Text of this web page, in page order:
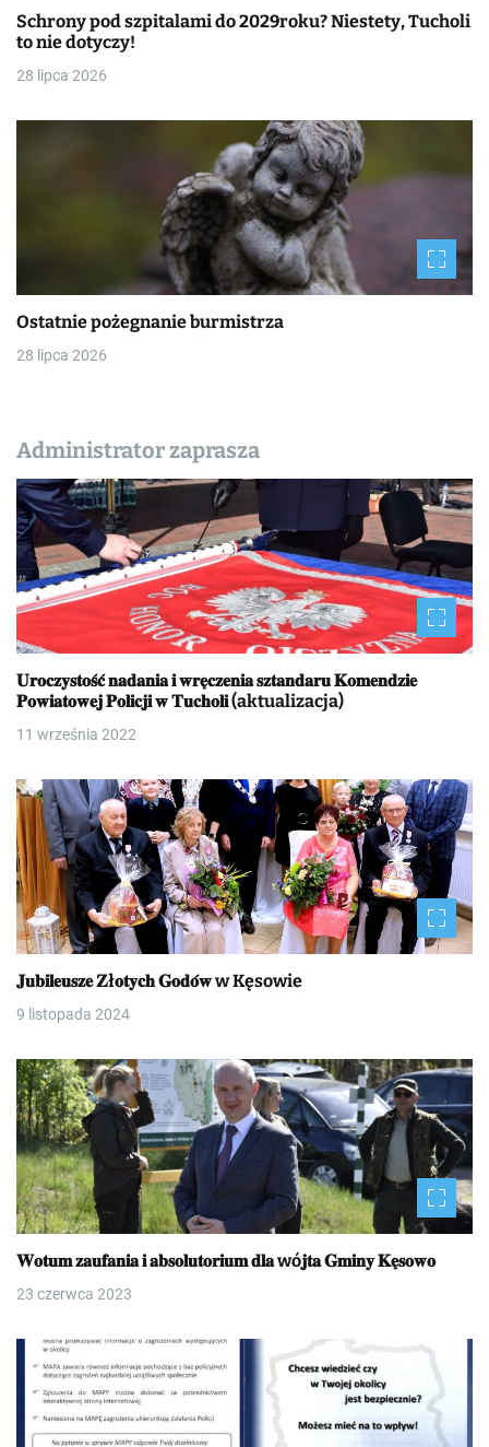
Schrony pod szpitalami do 2029roku? Niestety, Tucholi
to nie dotyczy!
28 lipca 2026
Ostatnie pożegnanie burmistrza
28 lipca 2026
Administrator zaprasza
𝐔𝐫𝐨𝐜𝐳𝐲𝐬𝐭𝐨𝐬́𝐜́ 𝐧𝐚𝐝𝐚𝐧𝐢𝐚 𝐢 𝐰𝐫𝐞̨𝐜𝐳𝐞𝐧𝐢𝐚 𝐬𝐳𝐭𝐚𝐧𝐝𝐚𝐫𝐮 𝐊𝐨𝐦𝐞𝐧𝐝𝐳𝐢𝐞
𝐏𝐨𝐰𝐢𝐚𝐭𝐨𝐰𝐞𝐣 𝐏𝐨𝐥𝐢𝐜𝐣𝐢 𝐰 𝐓𝐮𝐜𝐡𝐨𝐥𝐢 (aktualizacja)
11 września 2022
𝐉𝐮𝐛𝐢𝐥𝐞𝐮𝐬𝐳𝐞 𝐙ł𝐨𝐭𝐲𝐜𝐡 𝐆𝐨𝐝𝐨́𝐰 w Kęsowie
9 listopada 2024
𝐖𝐨𝐭𝐮𝐦 𝐳𝐚𝐮𝐟𝐚𝐧𝐢𝐚 𝐢 𝐚𝐛𝐬𝐨𝐥𝐮𝐭𝐨𝐫𝐢𝐮𝐦 𝐝𝐥𝐚 wó𝐣𝐭𝐚 𝐆𝐦𝐢𝐧𝐲 𝐊𝐞̨𝐬𝐨𝐰𝐨
23 czerwca 2023